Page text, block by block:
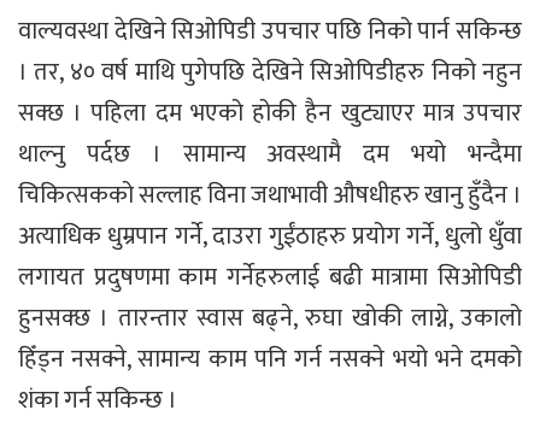
वाल्यवस्था देखिने सिओपिडी उपचार पछि निको पार्न सकिन्छ
। तर, ४० वर्ष माथि पुगेपछि देखिने सिओपिडीहरु निको नहुन
सक्छ । पहिला दम भएको होकी हैन खुट्याएर मात्र उपचार
थाल्नु पर्दछ । सामान्य अवस्थामै दम भयो भन्दैमा
चिकित्सकको सल्लाह विना जथाभावी औषधीहरु खानु हुँदैन ।
अत्याधिक धुम्रपान गर्ने, दाउरा गुईंठाहरु प्रयोग गर्ने, धुलो धुँवा
लगायत प्रदुषणमा काम गर्नेहरुलाई बढी मात्रामा सिओपिडी
हुनसक्छ । तारन्तार स्वास बढ्ने, रुघा खोकी लाग्ने, उकालो
हिँड्न नसक्ने, सामान्य काम पनि गर्न नसक्ने भयो भने दमको
शंका गर्न सकिन्छ ।